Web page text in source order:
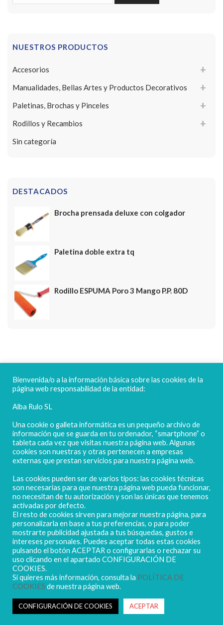
por:
NUESTROS PRODUCTOS
Accesorios
Manualidades, Bellas Artes y Productos Decorativos
Paletinas, Brochas y Pinceles
Rodillos y Recambios
Sin categoría
DESTACADOS
Brocha prensada deluxe con colgador
Paletina doble extra tq
Rodillo ESPUMA Poro 3 Mango P.P. 80D
FELICES FIESTAS
POLIGONO CAMPORROSO P-D, Nº4
02520 - CHINCHILLA DE MONTEARAGÓN
(ALBACETE) Spain
Tel. + 34 967 218 812 - info@abr.com.es
Copyright ALBARULO © 2020 | Todos los derechos reservados
Sus datos seguros
Bienvenida/o a la información básica sobre las cookies de la
página web responsabilidad de la entidad:
Alba Rulo SL
Una cookie o galleta informática es un pequeño archivo de
información que se guarda en tu ordenador, “smartphone” o
tableta cada vez que visitas nuestra página web. Algunas
cookies son nuestras y otras pertenecen a empresas
externas que prestan servicios para nuestra página web.
Las cookies pueden ser de varios tipos: las cookies técnicas
son necesarias para que nuestra página web pueda funcionar,
no necesitan de tu autorización y son las únicas que tenemos
activadas por defecto.
El resto de cookies sirven para mejorar nuestra página, para
personalizarla en base a tus preferencias, o para poder
mostrarte publicidad ajustada a tus búsquedas, gustos e
intereses personales. Puedes aceptar todas estas cookies
pulsando el botón ACEPTAR o configurarlas o rechazar su
uso clicando en el apartado CONFIGURACIÓN DE
COOKIES.
Si quieres más información, consulta la POLÍTICA DE
COOKIES de nuestra página web.
CONFIGURACIÓN DE COOKIES ACEPTAR